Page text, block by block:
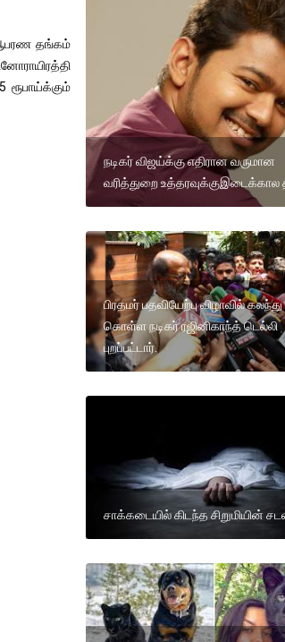
தங்கம்
ரூபாய்க்கும்
நடிகர் விஜய்க்கு எதிரான வருமான
வரித்துறை
பிரதமர் பதவியேற்பு விழாவில் கலந்து
கொள்ள நடிகர் ரஜினிகாந்த் டெல்லி
புறப்பட்டார்.
சாக்கடையில் கிடந்த சிறுமியின்